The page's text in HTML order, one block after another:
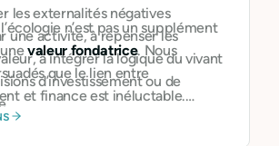
les externalités négatives
une activité, à repenser les
à intégrer la logique du vivant
d’investissement ou de
n’est pas un supplément
valeur fondatrice. Nous
que le lien entre
et finance est inéluctable.
et la finance sont très